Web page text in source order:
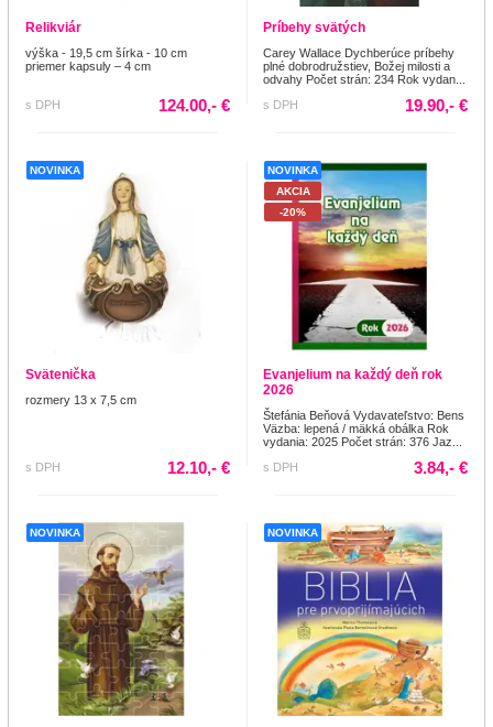
Relikviár
výška - 19,5 cm šírka - 10 cm
priemer kapsuly – 4 cm
s DPH 124.00,- €
Príbehy svätých
Carey Wallace Dychberúce príbehy
plné dobrodružstiev, Božej milosti a
odvahy Počet strán: 234 Rok vydan...
s DPH
19.90,- €
NOVINKA
Svätenička
rozmery 13 x 7,5 cm
s DPH 12.10,- €
NOVINKA
AKCIA
-20%
Evanjelium na každý deň rok
2026
Štefánia Beňová Vydavateľstvo: Bens
Väzba: lepená / mäkká obálka Rok
vydania: 2025 Počet strán: 376 Jaz...
s DPH
3.84,- €
NOVINKA NOVINKA